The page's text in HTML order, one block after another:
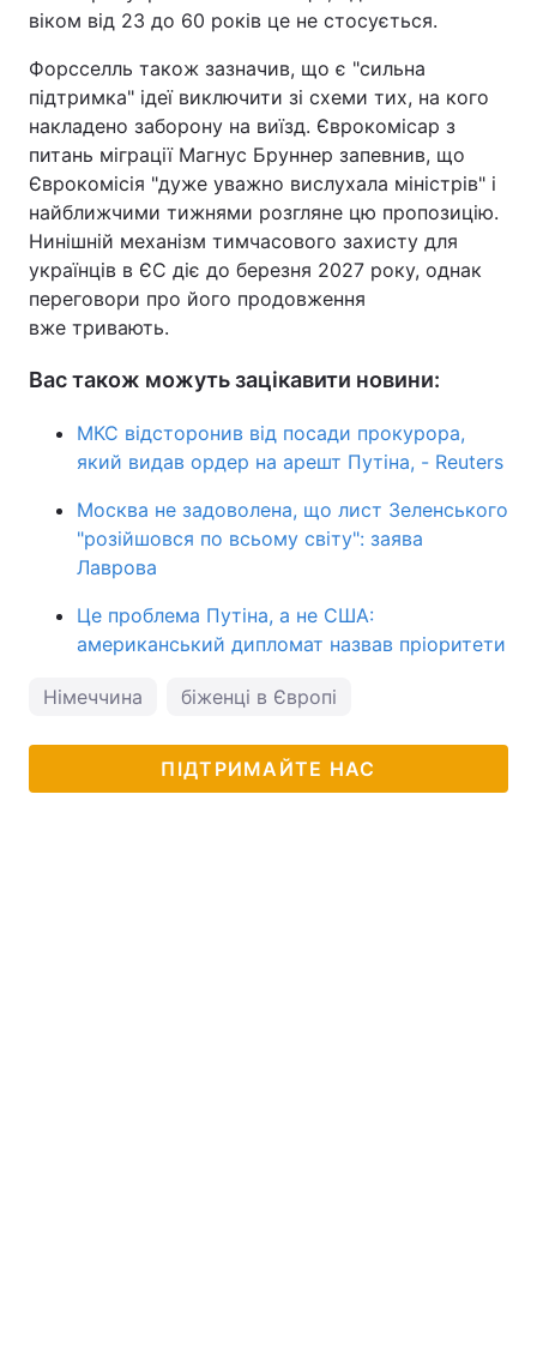
віком від 23 до 60 років це не стосується.
Форсселль також зазначив, що є "сильна
підтримка" ідеї виключити зі схеми тих, на кого
накладено заборону на виїзд. Єврокомісар з
питань міграції Магнус Бруннер запевнив, що
Єврокомісія "дуже уважно вислухала міністрів" і
найближчими тижнями розгляне цю пропозицію.
Нинішній механізм тимчасового захисту для
українців в ЄС діє до березня 2027 року, однак
переговори про його продовження
вже тривають.
Вас також можуть зацікавити новини:
МКС відсторонив від посади прокурора,
який видав ордер на арешт Путіна, - Reuters
Москва не задоволена, що лист Зеленського
"розійшовся по всьому світу": заява
Лаврова
Це проблема Путіна, а не США:
американський дипломат назвав пріоритети
Німеччина біженці в Європі
ПІДТРИМАЙТЕ НАС